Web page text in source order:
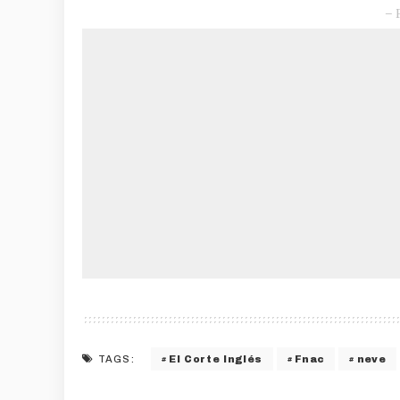
–
TAGS: El Corte Inglés Fnac neve